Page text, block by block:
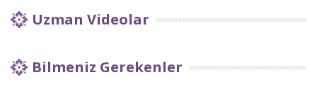
Uzman Videolar
Bilmeniz Gerekenler
Hamilelikte genital bölge temizliğinde nelere dikkat etmeliyiz?